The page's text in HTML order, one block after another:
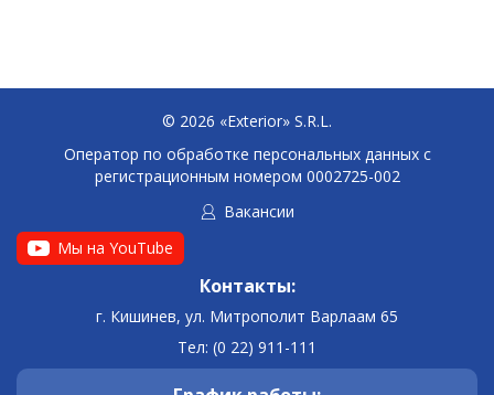
© 2026 «Exterior» S.R.L.
Оператор по обработке персональных данных c
регистрационным номером 0002725-002
Вакансии
Мы на YouTube
Контакты:
г. Кишинев, ул. Митрополит Варлаам 65
Тел: (0 22) 911-111